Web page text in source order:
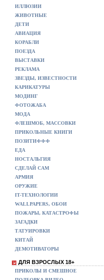
ИЛЛЮЗИИ
ЖИВОТНЫЕ
ДЕТИ
АВИАЦИЯ
КОРАБЛИ
ПОЕЗДА
ВЫСТАВКИ
РЕКЛАМА
ЗВЕЗДЫ, ИЗВЕСТНОСТИ
КАРИКАТУРЫ
МОДИНГ
ФОТОЖАБА
МОДА
ФЛЕШМОБ, МАССОВКИ
ПРИКОЛЬНЫЕ КНИГИ
ПОЗИТИФФФ
ЕДА
НОСТАЛЬГИЯ
СДЕЛАЙ САМ
АРМИЯ
ОРУЖИЕ
IT-ТЕХНОЛОГИИ
WALLPAPERS, ОБОИ
ПОЖАРЫ, КАТАСТРОФЫ
ЗАГАДКИ
ТАТУИРОВКИ
КИТАЙ
ДЕМОТИВАТОРЫ
ДЛЯ ВЗРОСЛЫХ 18+
ПРИКОЛЫ И СМЕШНОЕ